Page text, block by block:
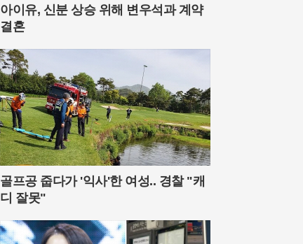
아이유, 신분 상승 위해 변우석과 계약
결혼
골프공 줍다가 '익사'한 여성.. 경찰 "캐
디 잘못"